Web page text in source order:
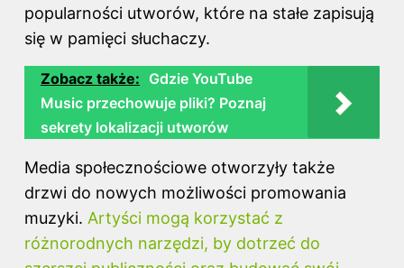
popularności utworów, które na stałe zapisują
się w pamięci słuchaczy.
Zobacz także: Gdzie YouTube
Music przechowuje pliki? Poznaj
sekrety lokalizacji utworów
Media społecznościowe otworzyły także
drzwi do nowych możliwości promowania
muzyki. Artyści mogą korzystać z
różnorodnych narzędzi, by dotrzeć do